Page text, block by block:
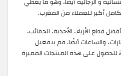
أكبر للعملاء من المغرب.
قطع الأزياء، الأحذية، الحقائب،
والساعات أيضًا. قم بتفعيل
كوبون خصم مايكل كورس 2026 للحصول على هذه المنتجات المميزة